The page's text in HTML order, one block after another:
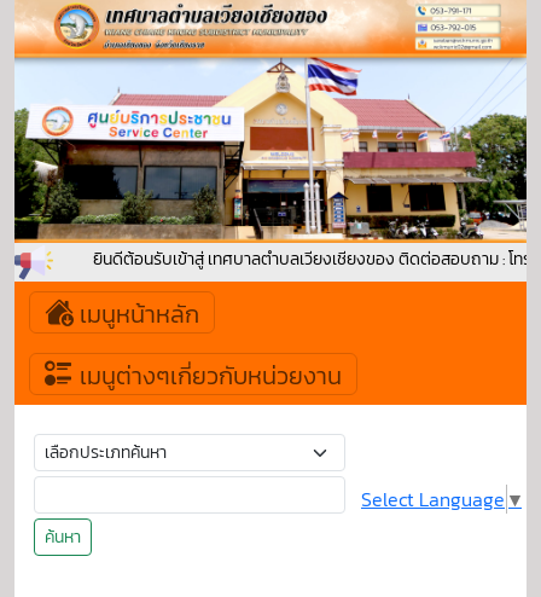
ยินดีต้อนรับเข้าสู่ เทศบาลตำบลเวียงเชียงของ ติดต่อสอบถาม : โทรศัพ
เมนูหน้าหลัก
เมนูต่างๆเกี่ยวกับหน่วยงาน
ค้นหา
Select Language ▼